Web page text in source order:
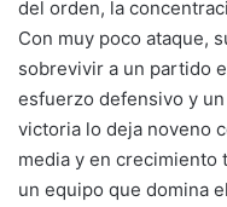
del orden, la
Con muy poco ataque,
sobrevivir a un partido
esfuerzo defensivo y
victoria lo deja noveno
media y en crecimiento
un equipo que domina